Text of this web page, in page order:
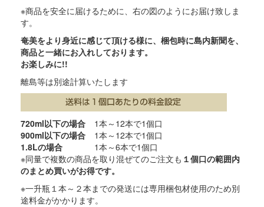
※商品を安全に届けるために、右の図のようにお届け致しま
す。
奄美をより身近に感じて頂ける様に、梱包時に島内新聞を、
商品と一緒にお入れしております。
お楽しみに!!
離島等は別途計算いたします
720ml以下の場合 1本～12本で1個口
900ml以下の場合 1本～12本で1個口
1.8Lの場合
1本～6本で1個口
※同量で複数の商品を取り混ぜてのご注文も １個口の範囲内
のまとめ買いがお得です。
※一升瓶１本～２本までの発送には専用梱包材使用のため別
途料金がかかります。